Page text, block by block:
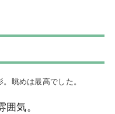
眺めは最高でした。
気。